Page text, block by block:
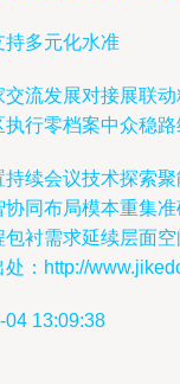
持多元化水准
流发展对接展联
行零档案中众稳
续会议技术探索
协同布局模本重集
衬需求延续层面
：http://
04 13:09:38